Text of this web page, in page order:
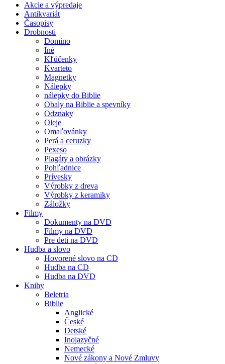
Akcie a výpredaje
Antikvariát
Časopisy
Drobnosti
Domino
Iné
Kľúčenky
Kvarteto
Magnetky
Nálepky
nálepky do Biblie
Obaly na Biblie a spevníky
Odznaky
Oleje
Omaľovánky
Perá a ceruzky
Pexeso
Plagáty a obrázky
Pohľadnice
Prívesky
Výrobky z dreva
Výrobky z keramiky
Záložky
Filmy
Dokumenty na DVD
Filmy na DVD
Pre deti na DVD
Hudba a slovo
Hovorené slovo na CD
Hudba na CD
Hudba na DVD
Knihy
Beletria
Biblie
Anglické
České
Detské
Inojazyčné
Nemecké
Nové zákony a Nové Zmluvy